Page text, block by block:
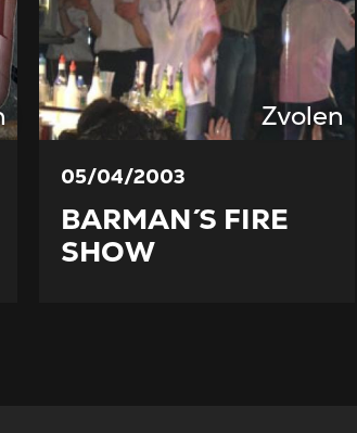
Zvolen
05/04/2003
BARMAN´S FIRE
SHOW